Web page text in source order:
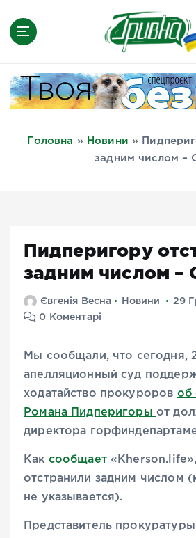
Миколаїв,
Головна » Новини »
задним числом –
Пидперигору
задним числом –
Євгенія Весна Новини
29
0 Коментарі
Мы сообщали, что сегодня,
апелляционный суд
ходатайство прокуроров об
Романа Пидперигоры от
директора
Как сообщает
отстранили задним числом
не указывается).
Представитель